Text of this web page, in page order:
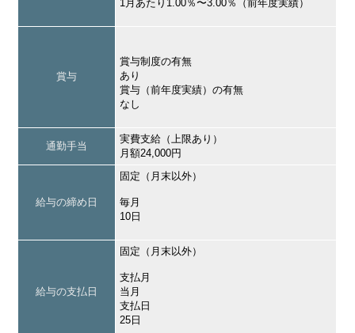
1月あたり1.00％〜3.00％（前年度実績）
賞与
賞与制度の有無
あり
賞与（前年度実績）の有無
なし
通勤手当
実費支給（上限あり）
月額24,000円
給与の締め日
固定（月末以外）
毎月
10日
給与の支払日
固定（月末以外）
支払月
当月
支払日
25日